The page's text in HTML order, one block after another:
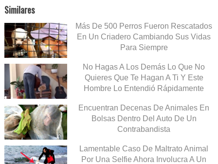
Similares
Más De 500 Perros Fueron Rescatados
En Un Criadero Cambiando Sus Vidas
Para Siempre
No Hagas A Los Demás Lo Que No
Quieres Que Te Hagan A Ti Y Este
Hombre Lo Entendió Rápidamente
Encuentran Decenas De Animales En
Bolsas Dentro Del Auto De Un
Contrabandista
Lamentable Caso De Maltrato Animal
Por Una Selfie Ahora Involucra A Un